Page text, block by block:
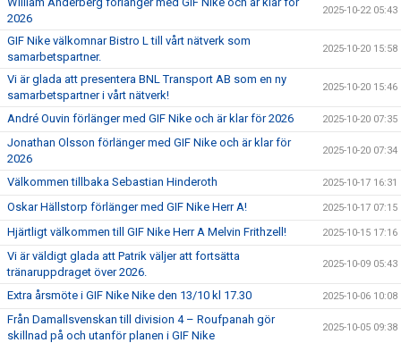
2026
2025-10-22 05:43
GIF Nike välkomnar Bistro L till vårt nätverk som
samarbetspartner.
2025-10-20 15:58
Vi är glada att presentera BNL Transport AB som en ny
samarbetspartner i vårt nätverk!
2025-10-20 15:46
André Ouvin förlänger med GIF Nike och är klar för 2026 2025-10-20 07:35
Jonathan Olsson förlänger med GIF Nike och är klar för
2026
2025-10-20 07:34
Välkommen tillbaka Sebastian Hinderoth 2025-10-17 16:31
Oskar Hällstorp förlänger med GIF Nike Herr A! 2025-10-17 07:15
Hjärtligt välkommen till GIF Nike Herr A Melvin Frithzell! 2025-10-15 17:16
Vi är väldigt glada att Patrik väljer att fortsätta
tränaruppdraget över 2026.
2025-10-09 05:43
Extra årsmöte i GIF Nike Nike den 13/10 kl 17.30 2025-10-06 10:08
Från Damallsvenskan till division 4 – Roufpanah gör
skillnad på och utanför planen i GIF Nike
2025-10-05 09:38